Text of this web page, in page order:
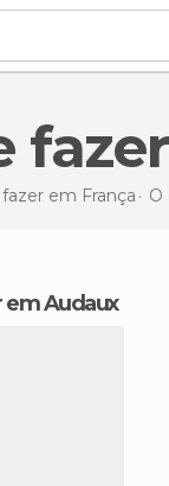
em França O
em Audaux